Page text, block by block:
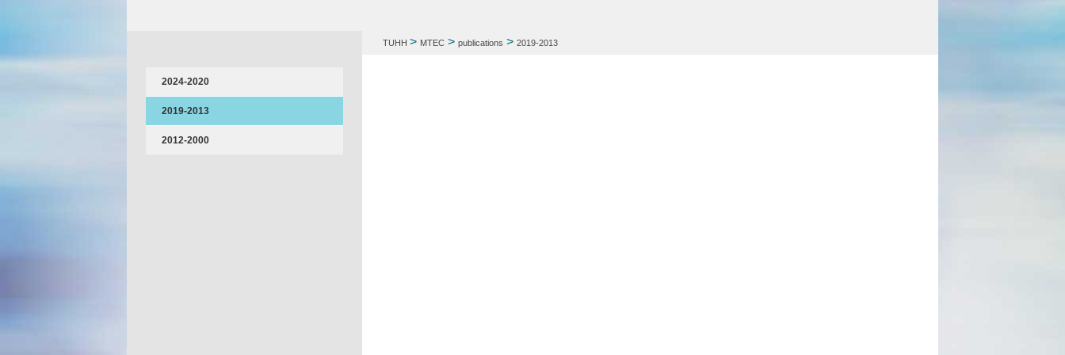
TUHH > MTEC> publications > 2019-2013
2024-2020
2019-2013
2012-2000